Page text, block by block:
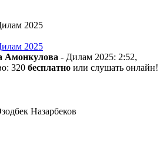
2025
2025
Амонкулова - Дилам 2025: 2:52,
320 бесплатно или слушать онлайн!
Назарбеков